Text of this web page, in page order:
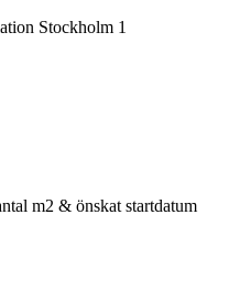
m2 & önskat startdatum